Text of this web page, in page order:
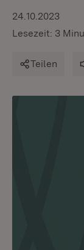
24.10.2023
Lesezeit: 3
Teilen